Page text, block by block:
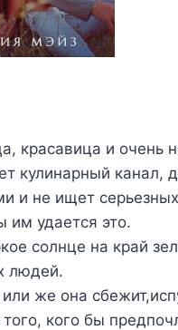
красавица и очень
кулинарный канал,
и не ищет
им удается это.
солнце на край
людей.
же она
кого бы